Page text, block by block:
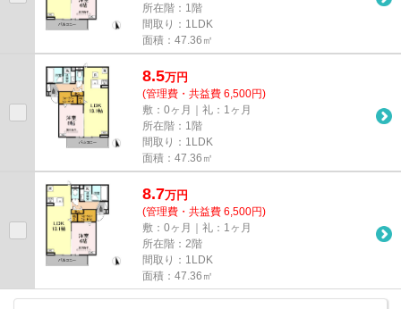
所在階：1階
間取り：1LDK
面積：47.36㎡
8.5万円
(管理費・共益費 6,500円)
敷：0ヶ月｜礼：1ヶ月
所在階：1階
間取り：1LDK
面積：47.36㎡
8.7万円
(管理費・共益費 6,500円)
敷：0ヶ月｜礼：1ヶ月
所在階：2階
間取り：1LDK
面積：47.36㎡